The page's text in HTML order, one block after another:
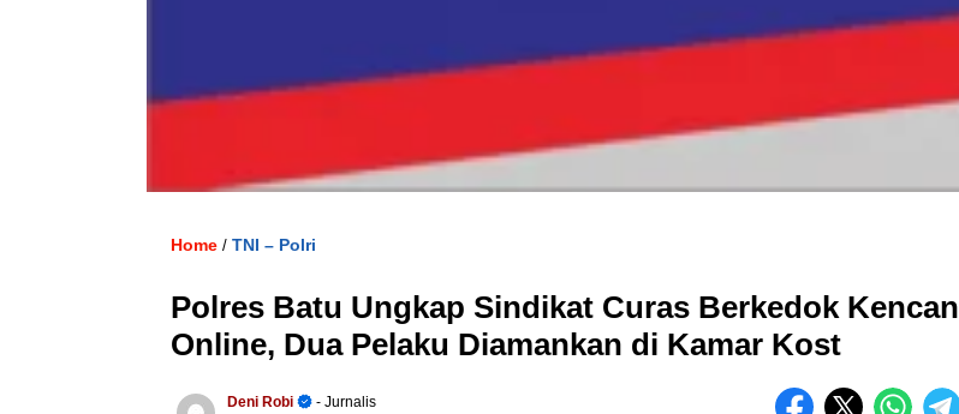
Home / TNI – Polri
Polres Batu Ungkap Sindikat Curas Berkedok Kencan
Online, Dua Pelaku Diamankan di Kamar Kost
Deni Robi
- Jurnalis